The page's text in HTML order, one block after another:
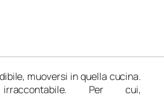
muoversi in quella cucina.
irraccontabile. Per cui,